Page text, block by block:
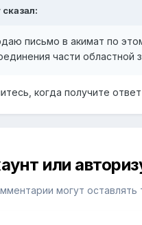
письмо в акимат по
части областной
когда получите
или
могут оставлять